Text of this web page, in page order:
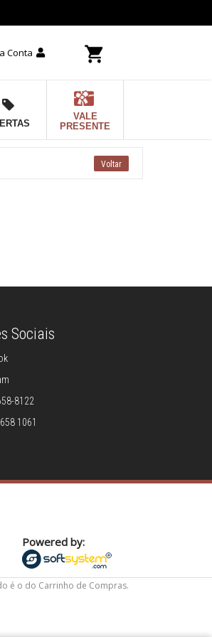
Conta
VALE
PRESENTE
Sociais
8122
1061
Powered by:
é o do Carrinho de Compras.